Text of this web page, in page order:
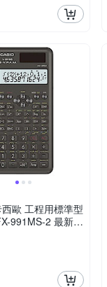
標準型
991MS-2 最新第
24個月)